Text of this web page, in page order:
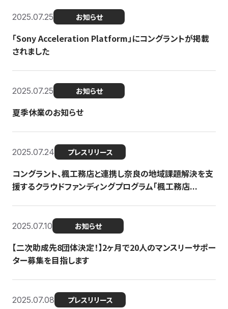
2025.07.25 お知らせ
「Sony Acceleration Platform」にコングラントが掲載
されました
2025.07.25 お知らせ
夏季休業のお知らせ
2025.07.24 プレスリリース
コングラント、楓工務店と連携し奈良の地域課題解決を支
援するクラウドファンディングプログラム「楓工務店...
2025.07.10 お知らせ
【二次助成先8団体決定！】2ヶ月で20人のマンスリーサポー
ター募集を目指します
2025.07.08 プレスリリース